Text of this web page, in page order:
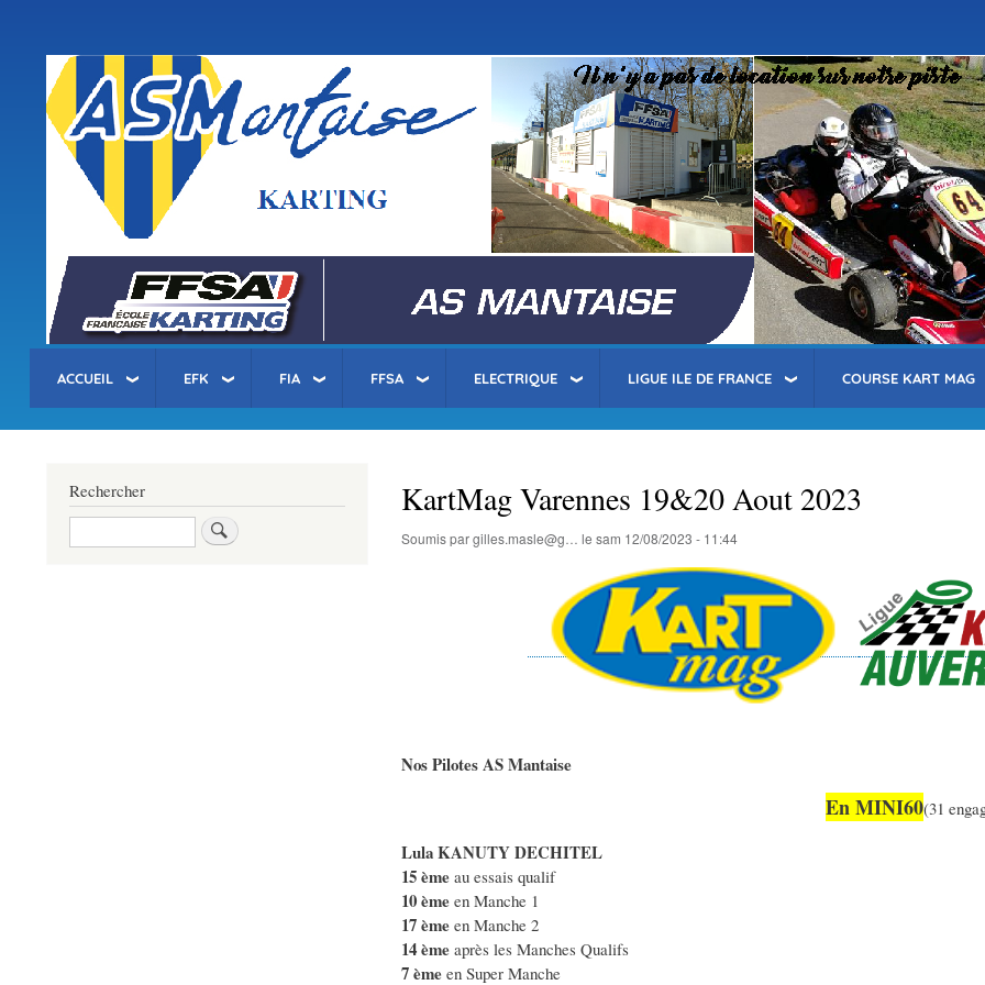
contenu
principal
compte
l'utilisateur
asm-karting.fr
ACCUEIL EFK FIA FFSA ELECTRIQUE LIGUE ILE DE FRANCE COURSE KART MAG
KartMag Varennes 19&20 Aout 2023
Soumis pargilles.masle@g… le sam 12/08/2023 - 11:44
Nos Pilotes AS Mantaise
En MINI60(31
Lula KANUTY DECHITEL
15 èmeau essais qualif
10 èmeen Manche 1
17 èmeen Manche 2
14 èmeaprès les Manches Qualifs
7 èmeen Super Manche
Rechercher
Rechercher